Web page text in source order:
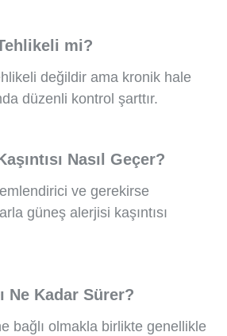
mi?
değildir ama kronik hale
düzenli kontrol şarttır.
Nasıl Geçer?
ve gerekirse
güneş alerjisi kaşıntısı
Ne Kadar Sürer?
bağlı olmakla birlikte genellikle